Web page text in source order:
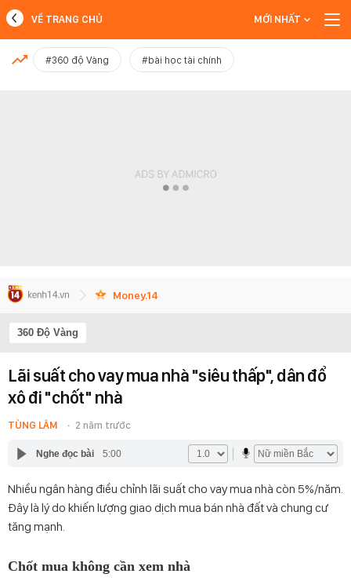
MỚI NHẤT
VỀ TRANG CHỦ MỚI NHẤT
#360 độ Vàng #bài học tài chính
Money.14
360 Độ Vàng
Lãi suất cho vay mua nhà "siêu thấp", dân đổ
xô đi "chốt" nhà
TÙNG LÂM 2 năm trước
Nghe đọc bài 5:00
Nhiều ngân hàng điều chỉnh lãi suất cho vay mua nhà còn 5%/năm.
Đây là lý do khiến lượng giao dịch mua bán nhà đất và chung cư
tăng mạnh.
Chốt mua không cần xem nhà